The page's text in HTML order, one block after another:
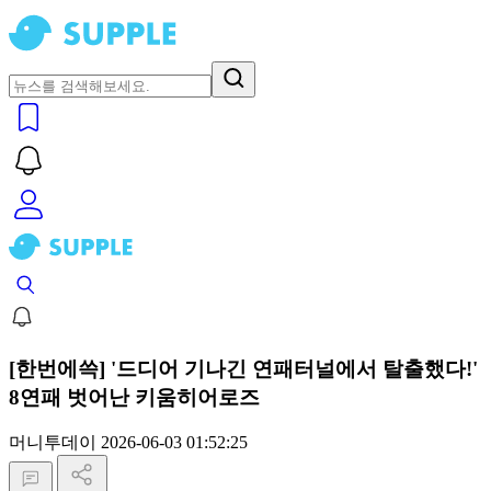
[한번에쓱] '드디어 기나긴 연패터널에서 탈출했다!'
8연패 벗어난 키움히어로즈
머니투데이 2026-06-03 01:52:25